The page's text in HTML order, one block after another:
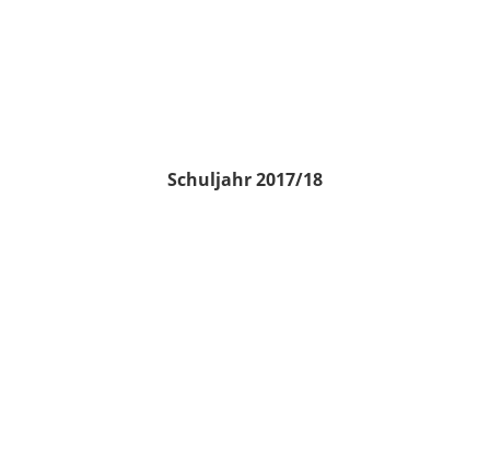
Schuljahr 2017/18